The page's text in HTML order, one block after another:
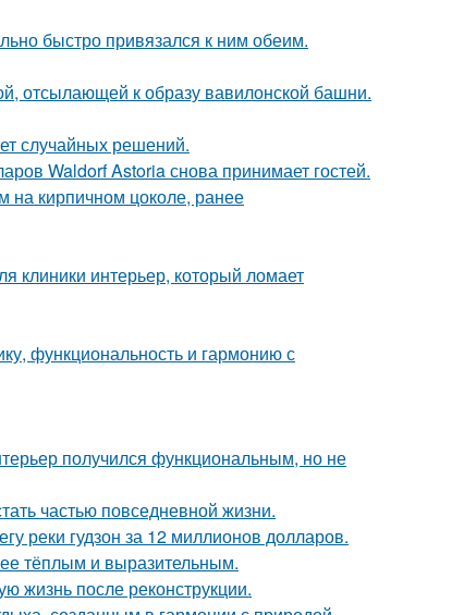
быстро привязался к ним обеим.
отсылающей к образу вавилонской башни.
случайных решений.
Waldorf Astoria снова принимает гостей.
на кирпичном цоколе, ранее
клиники интерьер, который ломает
функциональность и гармонию с
получился функциональным, но не
частью повседневной жизни.
реки гудзон за 12 миллионов долларов.
тёплым и выразительным.
жизнь после реконструкции.